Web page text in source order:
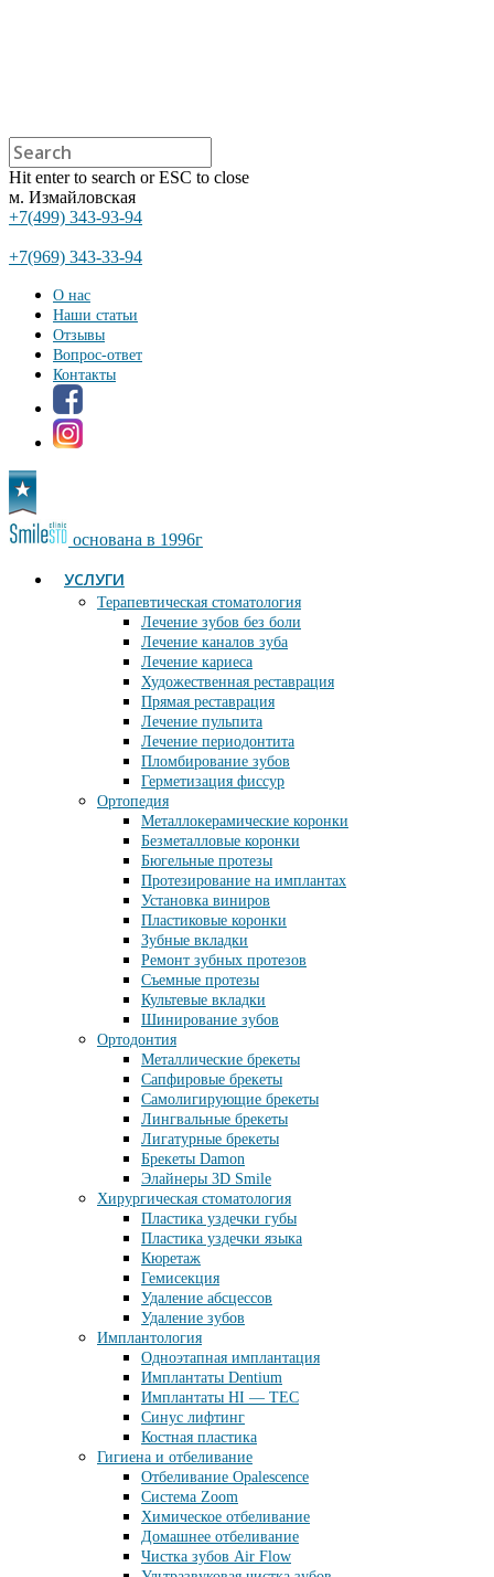
Hit enter to search or ESC to close
м. Измайловская
+7(499) 343-93-94
+7(969) 343-33-94
О нас
Наши статьи
Отзывы
Вопрос-ответ
Контакты
основана в 1996г
УСЛУГИ
Терапевтическая стоматология
Лечение зубов без боли
Лечение каналов зуба
Лечение кариеса
Художественная реставрация
Прямая реставрация
Лечение пульпита
Лечение периодонтита
Пломбирование зубов
Герметизация фиссур
Ортопедия
Металлокерамические коронки
Безметалловые коронки
Бюгельные протезы
Протезирование на имплантах
Установка виниров
Пластиковые коронки
Зубные вкладки
Ремонт зубных протезов
Съемные протезы
Культевые вкладки
Шинирование зубов
Ортодонтия
Металлические брекеты
Сапфировые брекеты
Самолигирующие брекеты
Лингвальные брекеты
Лигатурные брекеты
Брекеты Damon
Элайнеры 3D Smile
Хирургическая стоматология
Пластика уздечки губы
Пластика уздечки языка
Кюретаж
Гемисекция
Удаление абсцессов
Удаление зубов
Имплантология
Одноэтапная имплантация
Имплантаты Dentium
Имплантаты HI — TEC
Синус лифтинг
Костная пластика
Гигиена и отбеливание
Отбеливание Opalescence
Система Zoom
Химическое отбеливание
Домашнее отбеливание
Чистка зубов Air Flow